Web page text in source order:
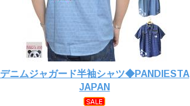
デニムジャガード半袖シャツ◆PANDIESTA
JAPAN